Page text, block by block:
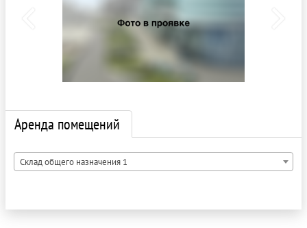
Аренда помещений
Склад общего назначения 1